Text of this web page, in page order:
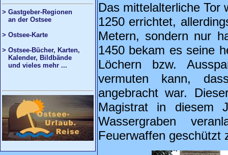
> Gastgeber-Regionen
an der Ostsee
> Ostsee-Karte
> Ostsee-Bücher, Karten,
Kalender, Bildbände
und vieles mehr ...
Das mittelalterliche Tor
1250 errichtet,
Metern, sondern nur
1450 bekam es seine
Löchern bzw.
vermuten kann,
angebracht war.
Magistrat in diesem
Wassergraben
Feuerwaffen geschützt